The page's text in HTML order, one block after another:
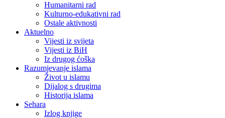
Humanitarni rad
Kulturno-edukativni rad
Ostale aktivnosti
Aktuelno
Vijesti iz svijeta
Vijesti iz BiH
Iz drugog ćoška
Razumjevanje islama
Život u islamu
Dijalog s drugima
Historija islama
Sehara
Izlog knjige